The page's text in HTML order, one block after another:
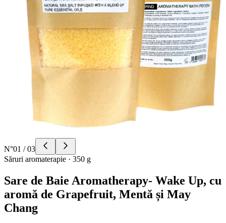
N°01 /03
Săruri aromaterapie · 350 g
Sare de Baie Aromatherapy- Wake Up, cu
aromă de Grapefruit, Mentă și May
Chang